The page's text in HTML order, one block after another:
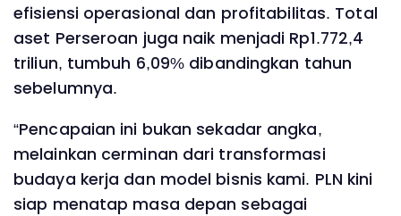
efisiensi operasional dan profitabilitas. Total
aset Perseroan juga naik menjadi Rp1.772,4
triliun, tumbuh 6,09% dibandingkan tahun
sebelumnya.
“Pencapaian ini bukan sekadar angka,
melainkan cerminan dari transformasi
budaya kerja dan model bisnis kami. PLN kini
siap menatap masa depan sebagai